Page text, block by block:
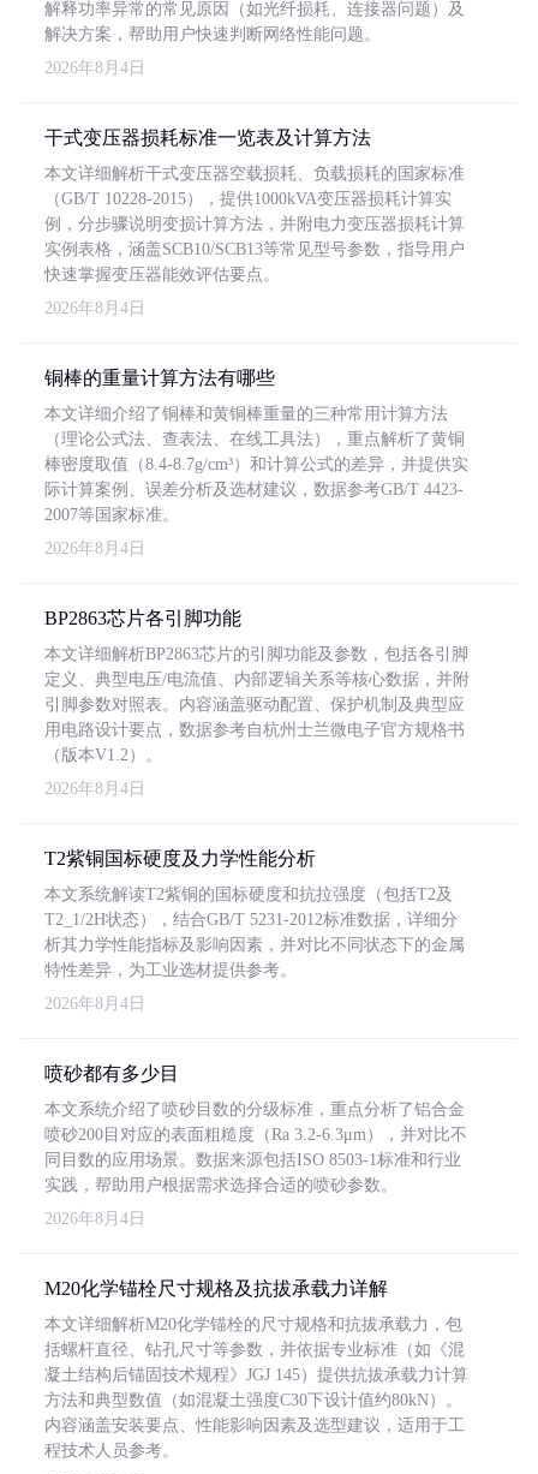
解释功率异常的常见原因（如光纤损耗、连接器问题）及
解决方案，帮助用户快速判断网络性能问题。
2026年8月4日
干式变压器损耗标准一览表及计算方法
本文详细解析干式变压器空载损耗、负载损耗的国家标准
（GB/T 10228-2015），提供1000kVA变压器损耗计算实
例，分步骤说明变损计算方法，并附电力变压器损耗计算
实例表格，涵盖SCB10/SCB13等常见型号参数，指导用户
快速掌握变压器能效评估要点。
2026年8月4日
铜棒的重量计算方法有哪些
本文详细介绍了铜棒和黄铜棒重量的三种常用计算方法
（理论公式法、查表法、在线工具法），重点解析了黄铜
棒密度取值（8.4-8.7g/cm³）和计算公式的差异，并提供实
际计算案例、误差分析及选材建议，数据参考GB/T 4423-
2007等国家标准。
2026年8月4日
BP2863芯片各引脚功能
本文详细解析BP2863芯片的引脚功能及参数，包括各引脚
定义、典型电压/电流值、内部逻辑关系等核心数据，并附
引脚参数对照表。内容涵盖驱动配置、保护机制及典型应
用电路设计要点，数据参考自杭州士兰微电子官方规格书
（版本V1.2）。
2026年8月4日
T2紫铜国标硬度及力学性能分析
本文系统解读T2紫铜的国标硬度和抗拉强度（包括T2及
T2_1/2H状态），结合GB/T 5231-2012标准数据，详细分
析其力学性能指标及影响因素，并对比不同状态下的金属
特性差异，为工业选材提供参考。
2026年8月4日
喷砂都有多少目
本文系统介绍了喷砂目数的分级标准，重点分析了铝合金
喷砂200目对应的表面粗糙度（Ra 3.2-6.3μm），并对比不
同目数的应用场景。数据来源包括ISO 8503-1标准和行业
实践，帮助用户根据需求选择合适的喷砂参数。
2026年8月4日
M20化学锚栓尺寸规格及抗拔承载力详解
本文详细解析M20化学锚栓的尺寸规格和抗拔承载力，包
括螺杆直径、钻孔尺寸等参数，并依据专业标准（如《混
凝土结构后锚固技术规程》JGJ 145）提供抗拔承载力计算
方法和典型数值（如混凝土强度C30下设计值约80kN）。
内容涵盖安装要点、性能影响因素及选型建议，适用于工
程技术人员参考。